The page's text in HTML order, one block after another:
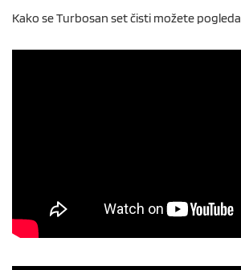
Kako se Turbosan set čisti možete